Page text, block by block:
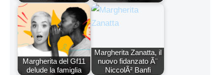
Margherita del Gf11
delude la famiglia
Margherita Zanatta, il
nuovo fidanzato Ã¨
NiccolÃ² Banfi